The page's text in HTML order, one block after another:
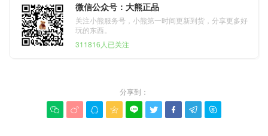
微信公众号：大熊正品
关注小熊服务号，小熊第一时间更新到货，分享更多好
玩的东西。
311816人已关注
分享到：
        